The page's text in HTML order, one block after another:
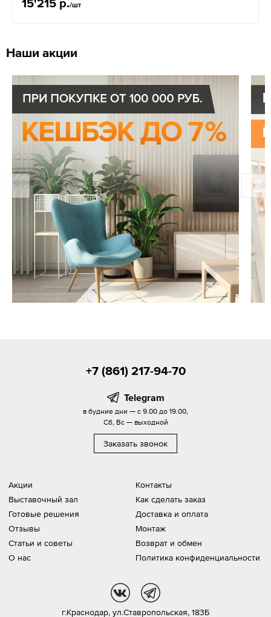
15'215 р./шт
Наши акции
Акции
Выставочный зал
Готовые решения
Отзывы
Статьи и советы
О нас
Контакты
Как сделать заказ
Доставка и оплата
Монтаж
Возврат и обмен
Политика конфиденциальности
+7 (861) 217-94-70
Telegram
в будние дни — с 9.00 до 19.00,
Сб, Вс — выходной
Заказать звонок
г.Краснодар, ул.Ставропольская, 183Б
vk